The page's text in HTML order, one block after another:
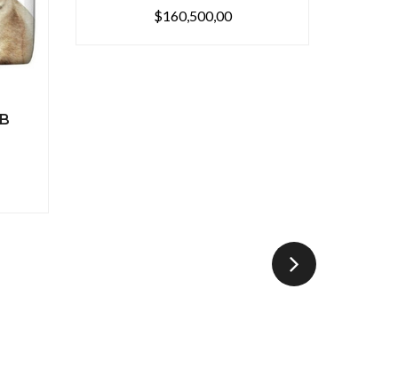
$160,500,00